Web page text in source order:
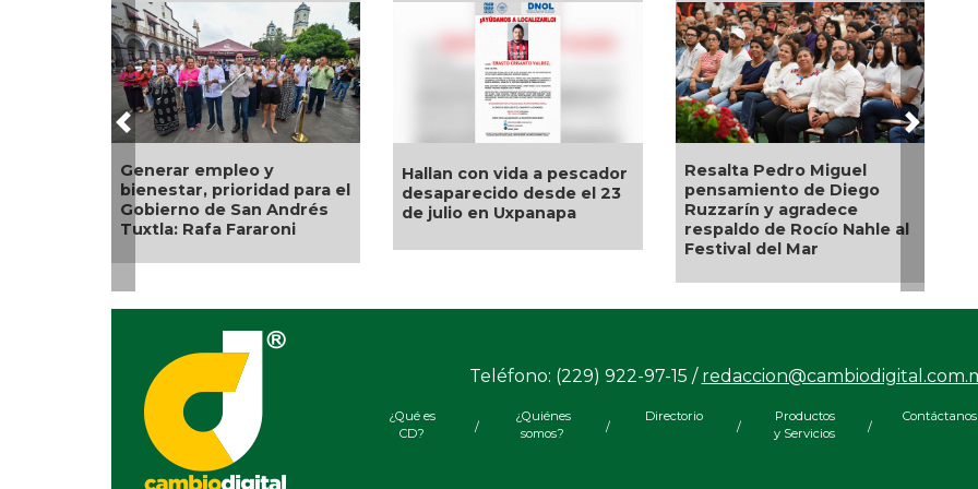
Generar empleo y
bienestar, prioridad para el
Gobierno de San Andrés
Tuxtla: Rafa Fararoni
Hallan con vida a pescador
desaparecido desde el 23
de julio en Uxpanapa
Resalta Pedro Miguel
pensamiento de Diego
Ruzzarín y agradece
respaldo de Rocío Nahle al
Festival del Mar
Impulsa
Veracruz
prevención en
municipio
Previous Next
Teléfono: (229) 922-97-15 /
¿Qué es
CD?
/
¿Quiénes
somos?
/
Directorio
/
Productos
y Servicios
/
Contáctanos